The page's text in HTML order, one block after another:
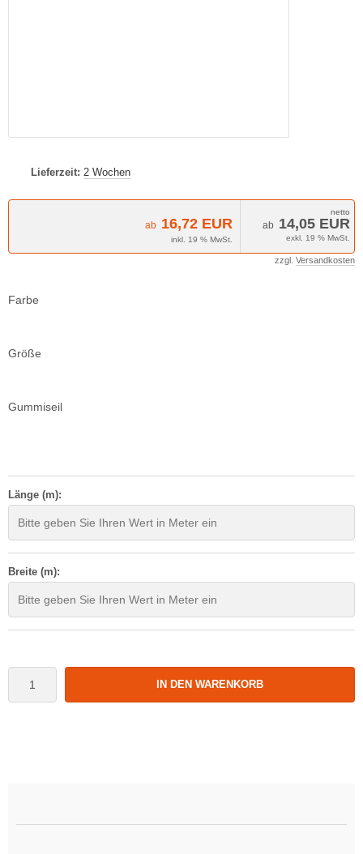
Lieferzeit: 2 Wochen
ab 16,72 EUR
inkl. 19 % MwSt.
ab 14,05 EUR
exkl. 19 % MwSt.
zzgl. Versandkosten
Farbe
Größe
Gummiseil
Länge (m):
Breite (m):
IN DEN WARENKORB